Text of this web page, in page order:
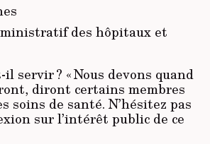
des hôpitaux et
servir ? « Nous devons quand
diront certains membres
soins de santé. N’hésitez pas
sur l’intérêt public de ce